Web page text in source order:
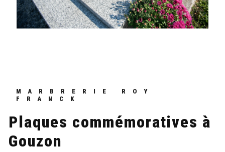
MARBRERIE ROY
FRANCK
plaques commémoratives à
Gouzon